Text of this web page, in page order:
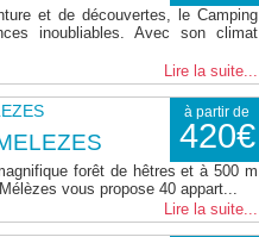
et de découvertes, le Camping
inoubliables. Avec son climat
Lire la suite...
à partir de
420€
forêt de hêtres et à 500 m
vous propose 40 appart...
Lire la suite...